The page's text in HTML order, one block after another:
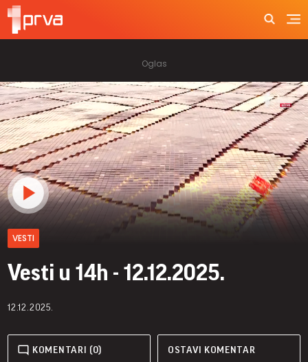
VESTI
Vesti u 14h - 12.12.2025.
12.12.2025.
KOMENTARI (0) OSTAVI KOMENTAR